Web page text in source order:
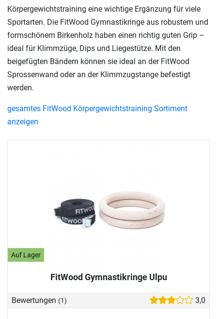
Auf Lager
FitWood Gymnastikringe Ulpu
Bewertungen (1) 3,0
Körpergewichtstraining eine wichtige Ergänzung für viele
Sportarten. Die FitWood Gymnastikringe aus robustem und
formschönem Birkenholz haben einen richtig guten Grip –
ideal für Klimmzüge, Dips und Liegestütze. Mit den
beigefügten Bändern können sie ideal an der FitWood
Sprossenwand oder an der Klimmzugstange befestigt
werden.
gesamtes FitWood Körpergewichtstraining Sortiment
anzeigen